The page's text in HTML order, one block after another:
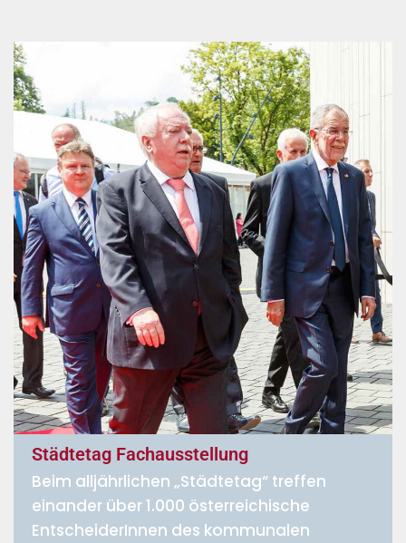
Städtetag Fachausstellung
Beim alljährlichen „Städtetag“ treffen
einander über 1.000 österreichische
EntscheiderInnen des kommunalen